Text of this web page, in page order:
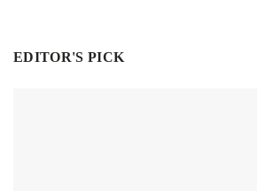
EDITOR'S PICK